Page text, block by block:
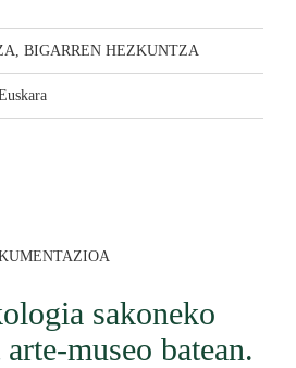
BIGARREN HEZKUNTZA
sakoneko
museo batean.